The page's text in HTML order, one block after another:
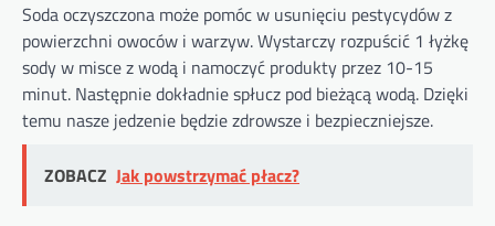
Soda oczyszczona może pomóc w usunięciu pestycydów z
powierzchni owoców i warzyw. Wystarczy rozpuścić 1 łyżkę
sody w misce z wodą i namoczyć produkty przez 10-15
minut. Następnie dokładnie spłucz pod bieżącą wodą. Dzięki
temu nasze jedzenie będzie zdrowsze i bezpieczniejsze.
ZOBACZ Jak powstrzymać płacz?